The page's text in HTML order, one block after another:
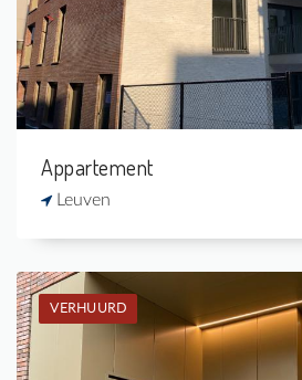
Appartement
Leuven
VERHUURD